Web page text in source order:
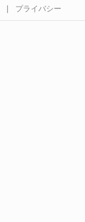
プライバシー